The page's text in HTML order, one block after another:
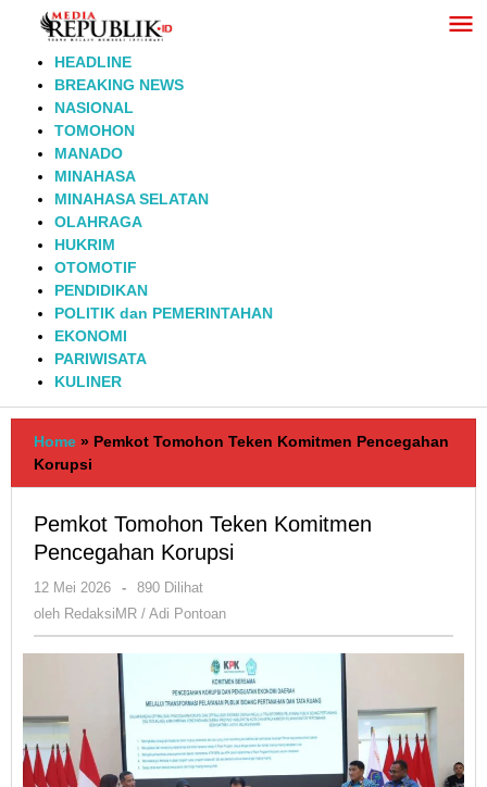
Lewati
HEADLINE
BREAKING NEWS
NASIONAL
TOMOHON
MANADO
MINAHASA
MINAHASA SELATAN
OLAHRAGA
HUKRIM
OTOMOTIF
PENDIDIKAN
POLITIK dan PEMERINTAHAN
EKONOMI
PARIWISATA
KULINER
Home » Pemkot Tomohon Teken Komitmen Pencegahan
Korupsi
Pemkot Tomohon Teken Komitmen
Pencegahan Korupsi
12 Mei 2026
oleh
RedaksiMR
Pontoan
-
890 Dilihat
oleh RedaksiMR / Adi Pontoan